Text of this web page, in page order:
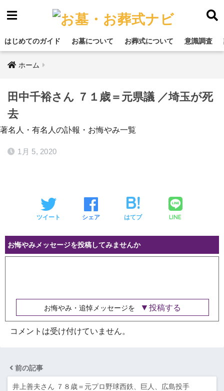
はじめてのガイド お墓について お葬式について 意識調査
ホーム
田中千裕さん ７１歳＝元県議 ／埼玉が死
去
著名人・有名人の訃報・お悔やみ一覧
1月 5, 2020
ツイート シェア はてブ LINE
お悔やみメッセージを投稿してみませんか
お悔やみ・追悼メッセージを 投稿する
コメントは受け付けていません。
前の記事
井上善夫さん ７８歳＝元プロ野球西鉄、巨人、広島投手